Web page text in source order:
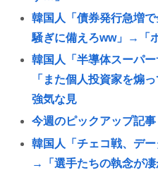
韓国人「債券発行急増
騒ぎに備えろww」→「
韓国人「半導体スーパー
「また個人投資家を煽
強気な見
今週のピックアップ記事
韓国人「チェコ戦、デー
→「選手たちの執念が凄